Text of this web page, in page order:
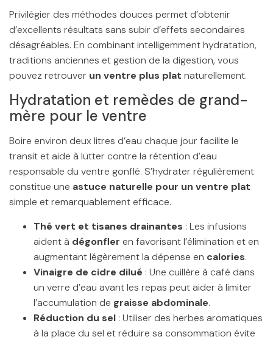
Privilégier des méthodes douces permet d’obtenir
d’excellents résultats sans subir d’effets secondaires
désagréables. En combinant intelligemment hydratation,
traditions anciennes et gestion de la digestion, vous
pouvez retrouver un ventre plus plat naturellement.
Hydratation et remèdes de grand-
mère pour le ventre
Boire environ deux litres d’eau chaque jour facilite le
transit et aide à lutter contre la rétention d’eau
responsable du ventre gonflé. S’hydrater régulièrement
constitue une astuce naturelle pour un ventre plat
simple et remarquablement efficace.
Thé vert et tisanes drainantes : Les infusions
aident à dégonfler en favorisant l’élimination et en
augmentant légèrement la dépense en calories.
Vinaigre de cidre dilué : Une cuillère à café dans
un verre d’eau avant les repas peut aider à limiter
l’accumulation de graisse abdominale.
Réduction du sel : Utiliser des herbes aromatiques
à la place du sel et réduire sa consommation évite